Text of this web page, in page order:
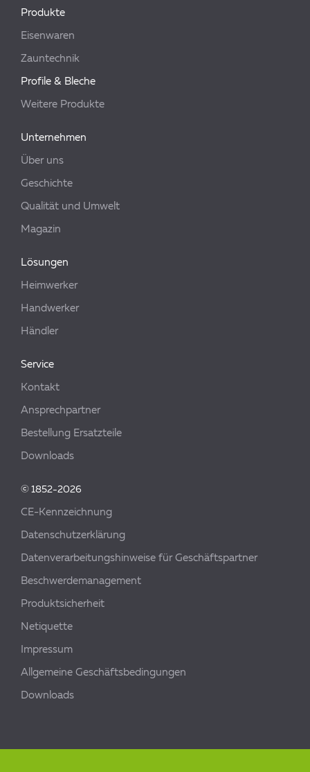
Produkte
Eisenwaren
Zauntechnik
Profile & Bleche
Weitere Produkte
Unternehmen
Über uns
Geschichte
Qualität und Umwelt
Magazin
Lösungen
Heimwerker
Handwerker
Händler
Service
Kontakt
Ansprechpartner
Bestellung Ersatzteile
Downloads
© 1852-2026
CE-Kennzeichnung
Datenschutzerklärung
Datenverarbeitungshinweise für Geschäftspartner
Beschwerdemanagement
Produktsicherheit
Netiquette
Impressum
Allgemeine Geschäftsbedingungen
Downloads